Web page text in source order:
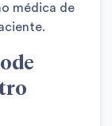
médica de